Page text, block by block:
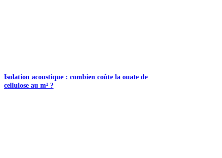
Isolation acoustique : combien coûte la ouate de
cellulose au m² ?